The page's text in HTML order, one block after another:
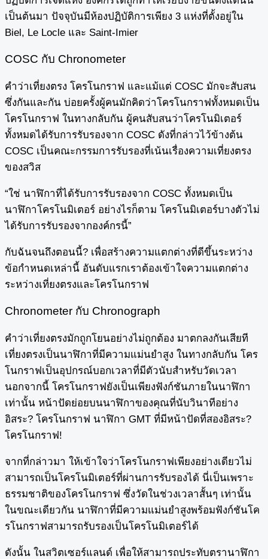
เป็นต้นมา ปัจจุบันมีห้องปฏิบัติการเพียง 3 แห่งที่ตั้งอยู่ใน
Biel, Le Locle และ Saint-Imier
COSC กับ Chronometer
คำว่าเที่ยงตรง โครโนกราฟ และแม้แต่ COSC มักจะสับสน
ซึ่งกันและกัน บ่อยครั้งผู้คนมักคิดว่าโครโนกราฟทั้งหมดเป็น
โครโนกราฟ ในทางกลับกัน ผู้คนสับสนว่าโครโนมิเตอร์
ทั้งหมดได้รับการรับรองจาก COSC ดังที่กล่าวไว้ข้างต้น
COSC เป็นคณะกรรมการรับรองที่เน้นเรื่องความเที่ยงตรง
ของสวิส
“ใช่ นาฬิกาที่ได้รับการรับรองจาก COSC ทั้งหมดเป็น
นาฬิกาโครโนมิเตอร์ อย่างไรก็ตาม โครโนมิเตอร์บางตัวไม่
ได้รับการรับรองจากองค์กรนี้”
กับฉันจนถึงตอนนี้? เพื่อสร้างความแตกต่างที่ดีขึ้นระหว่าง
ข้อกำหนดเหล่านี้ อันดับแรกเราต้องเข้าใจความแตกต่าง
ระหว่างเที่ยงตรงและโครโนกราฟ
Chronometer กับ Chronograph
คำว่าเที่ยงตรงมักถูกโยนอย่างไม่ถูกต้อง มาตกลงกันเสียที
เที่ยงตรงเป็นนาฬิกาที่มีความแม่นยำสูง ในทางกลับกัน โคร
โนกราฟเป็นอุปกรณ์บอกเวลาที่มีตัวนับสำหรับวัดเวลา
นอกจากนี้ โครโนกราฟยังเป็นเพียงฟังก์ชันภายในนาฬิกา
เท่านั้น หน้าปัดย่อยบนนาฬิกาของคุณที่นับวินาทีอย่าง
อิสระ? โครโนกราฟ นาฬิกา GMT ที่มีหน้าปัดที่สองอิสระ?
โครโนกราฟ!
จากที่กล่าวมา ให้เข้าใจว่าโครโนกราฟเพียงอย่างเดียวไม่
สามารถเป็นโครโนมิเตอร์ที่ผ่านการรับรองได้ นี่เป็นเพราะ
ธรรมชาติของโครโนกราฟ ซึ่งวัดในช่วงเวลาสั้นๆ เท่านั้น
ในขณะเดียวกัน นาฬิกาที่มีความแม่นยำสูงพร้อมฟังก์ชันโค
รโนกราฟสามารถรับรองเป็นโครโนมิเตอร์ได้
ดังนั้น ในสวิตเซอร์แลนด์ เพื่อให้สามารถประทับตรานาฬิกา